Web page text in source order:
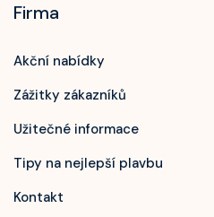
Firma
Akční nabídky
Zážitky zákazníků
Užitečné informace
Tipy na nejlepší plavbu
Kontakt